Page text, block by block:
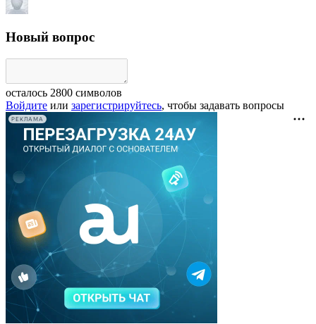
Новый вопрос
осталось 2800 символов
Войдите или зарегистрируйтесь, чтобы задавать вопросы
РЕКЛАМА